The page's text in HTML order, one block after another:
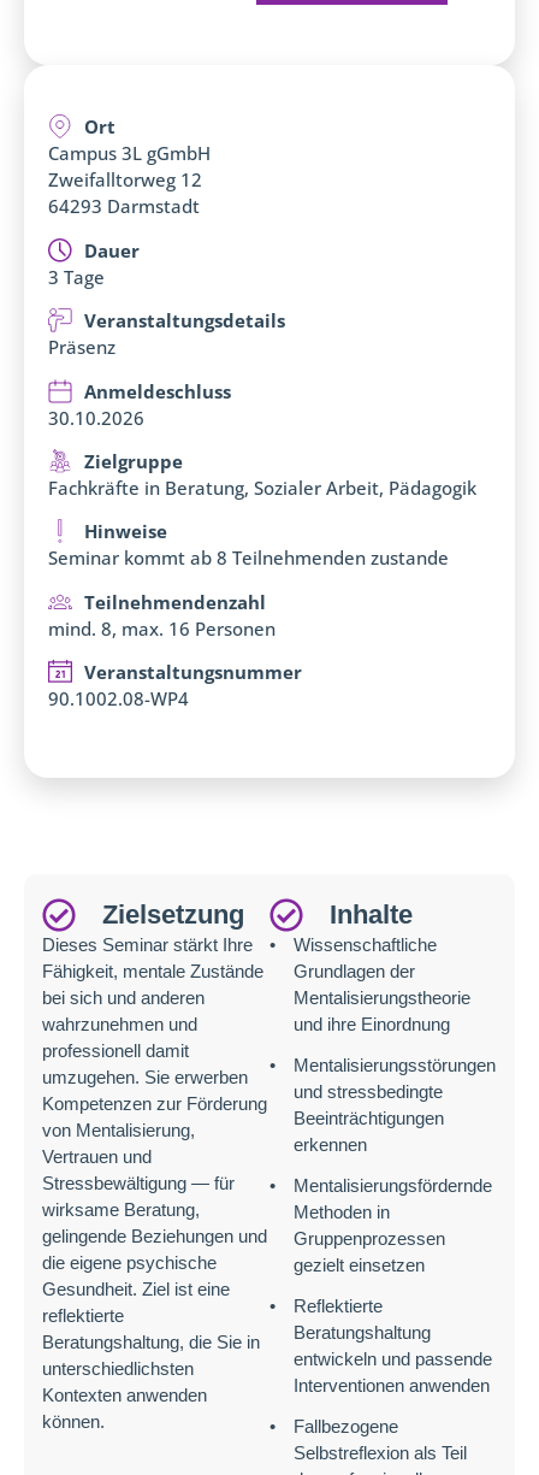
Ort
Campus 3L gGmbH
Zweifalltorweg 12
64293 Darmstadt
Dauer
3 Tage
Veranstaltungsdetails
Präsenz
Anmeldeschluss
30.10.2026
Zielgruppe
Fachkräfte in Beratung, Sozialer Arbeit, Pädagogik
Hinweise
Seminar kommt ab 8 Teilnehmenden zustande
Teilnehmendenzahl
mind. 8, max. 16 Personen
Veranstaltungsnummer
90.1002.08-WP4
Zielsetzung
Dieses Seminar stärkt Ihre
Fähigkeit, mentale Zustände
bei sich und anderen
wahrzunehmen und
professionell damit
umzugehen. Sie erwerben
Kompetenzen zur Förderung
von Mentalisierung,
Vertrauen und
Stressbewältigung — für
wirksame Beratung,
gelingende Beziehungen und
die eigene psychische
Gesundheit. Ziel ist eine
reflektierte
Beratungshaltung, die Sie in
unterschiedlichsten
Kontexten anwenden
können.
Inhalte
Wissenschaftliche
Grundlagen der
Mentalisierungstheorie
und ihre Einordnung
Mentalisierungsstörungen
und stressbedingte
Beeinträchtigungen
erkennen
Mentalisierungsfördernde
Methoden in
Gruppenprozessen
gezielt einsetzen
Reflektierte
Beratungshaltung
entwickeln und passende
Interventionen anwenden
Fallbezogene
Selbstreflexion als Teil